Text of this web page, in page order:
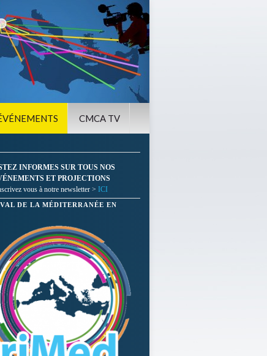
CMCA TV
INFORMES SUR TOUS NOS
ET PROJECTIONS
vous à notre newsletter > ICI
DE LA MÉDITERRANÉE EN